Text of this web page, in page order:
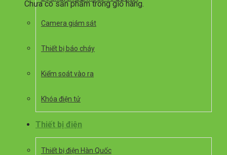
Chưa có sản phẩm trong giỏ hàng.
Camera giám sát
Thiết bị báo cháy
Kiểm soát vào ra
Khóa điện tử
Thiết bị điện
Thiết bị điện Hàn Quốc